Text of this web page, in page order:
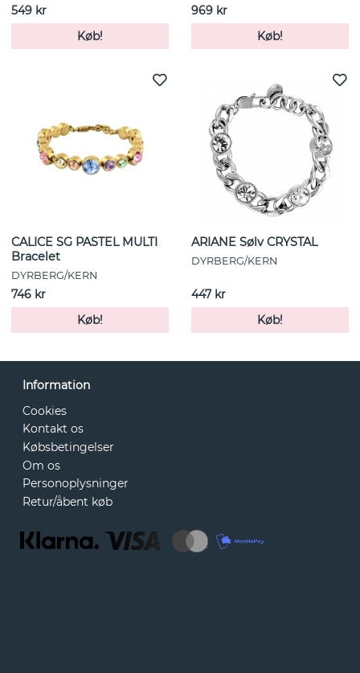
549 kr
Køb!
969 kr
Køb!
CALICE SG PASTEL MULTI
Bracelet
DYRBERG/KERN
746 kr
Køb!
ARIANE Sølv CRYSTAL
DYRBERG/KERN
447 kr
Køb!
Information
Cookies
Kontakt os
Købsbetingelser
Om os
Personoplysninger
Retur/åbent køb